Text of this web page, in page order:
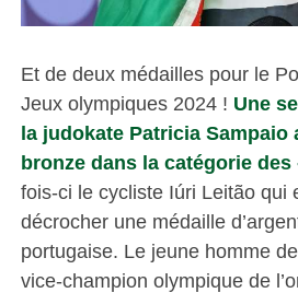
Et de deux médailles pour le
Jeux olympiques 2024 ! Une
la judokate Patricia Sampaio
bronze dans la catégorie des
fois-ci le cycliste Iúri Leitão qui
décrocher une médaille
portugaise. Le jeune homme
vice-champion olympique de